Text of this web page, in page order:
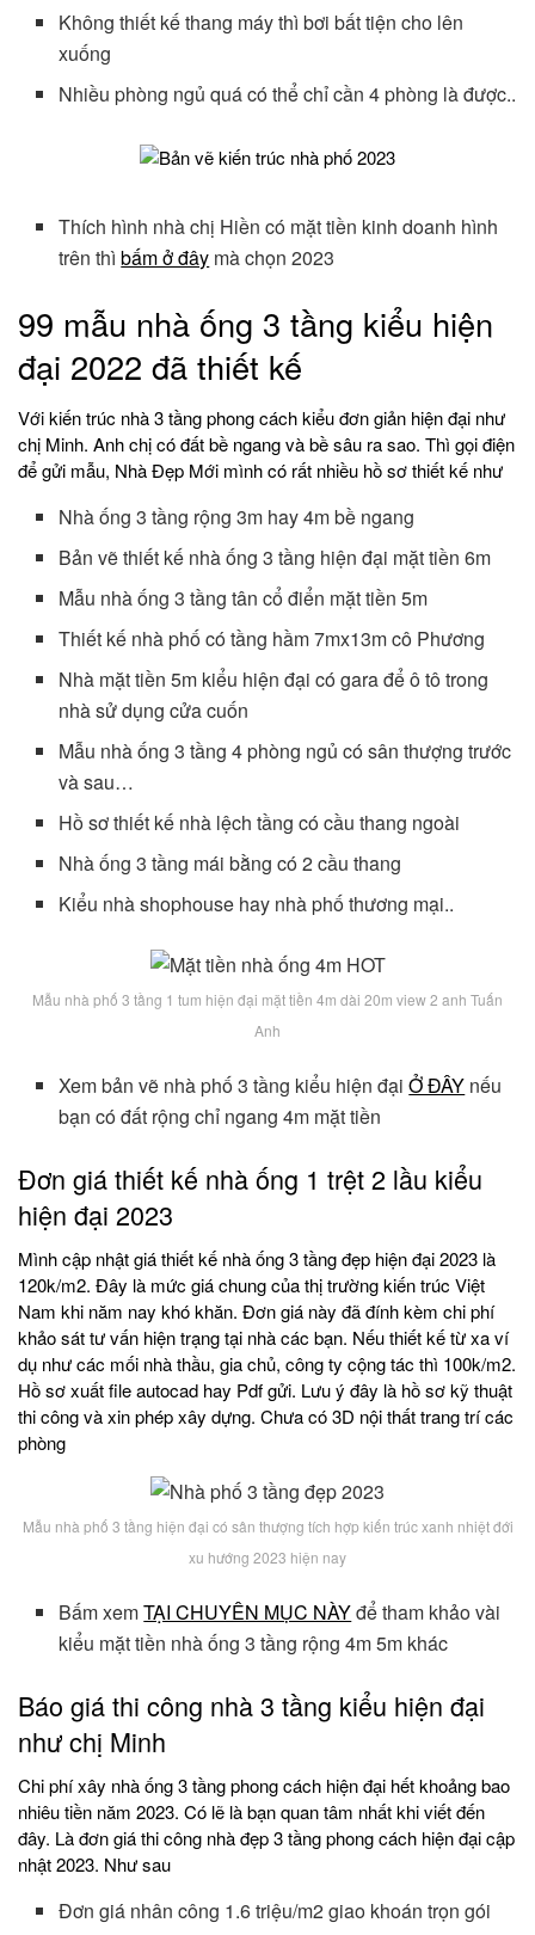
Không thiết kế thang máy thì bơi bất tiện cho lên
xuống
Nhiều phòng ngủ quá có thể chỉ cần 4 phòng là được..
Thích hình nhà chị Hiền có mặt tiền kinh doanh hình
trên thìbấm ở đây mà chọn 2023
99 mẫu nhà ống 3 tầng kiểu hiện
đại 2022 đã thiết kế
Với kiến trúc nhà 3 tầng phong cách kiểu đơn giản hiện đại như
chị Minh. Anh chị có đất bề ngang và bề sâu ra sao. Thì gọi điện
để gửi mẫu, Nhà Đẹp Mới mình có rất nhiều hồ sơ thiết kế như
Nhà ống 3 tầng rộng 3m hay 4m bề ngang
Bản vẽ thiết kế nhà ống 3 tầng hiện đại mặt tiền 6m
Mẫu nhà ống 3 tầng tân cổ điển mặt tiền 5m
Thiết kế nhà phố có tầng hầm 7mx13m cô Phương
Nhà mặt tiền 5m kiểu hiện đại có gara để ô tô trong
nhà sử dụng cửa cuốn
Mẫu nhà ống 3 tầng 4 phòng ngủ có sân thượng trước
và sau…
Hồ sơ thiết kế nhà lệch tầng có cầu thang ngoài
Nhà ống 3 tầng mái bằng có 2 cầu thang
Kiểu nhà shophouse hay nhà phố thương mại..
Mẫu nhà phố 3 tầng 1 tum hiện đại mặt tiền 4m dài 20m view 2 anh Tuấn
Anh
Xem bản vẽ nhà phố 3 tầng kiểu hiện đạiỞ ĐÂY nếu
bạn có đất rộng chỉ ngang 4m mặt tiền
Đơn giá thiết kế nhà ống 1 trệt 2 lầu kiểu
hiện đại 2023
Mình cập nhật giá thiết kế nhà ống 3 tầng đẹp hiện đại 2023 là
120k/m2. Đây là mức giá chung của thị trường kiến trúc Việt
Nam khi năm nay khó khăn. Đơn giá này đã đính kèm chi phí
khảo sát tư vấn hiện trạng tại nhà các bạn. Nếu thiết kế từ xa ví
dụ như các mối nhà thầu, gia chủ, công ty cộng tác thì 100k/m2.
Hồ sơ xuất file autocad hay Pdf gửi. Lưu ý đây là hồ sơ kỹ thuật
thi công và xin phép xây dựng. Chưa có 3D nội thất trang trí các
phòng
Mẫu nhà phố 3 tầng hiện đại có sân thượng tích hợp kiến trúc xanh nhiệt đới
xu hướng 2023 hiện nay
Bấm xemTẠI CHUYÊN MỤC NÀYđể tham khảo vài
kiểu mặt tiền nhà ống 3 tầng rộng 4m 5m khác
Báo giá thi công nhà 3 tầng kiểu hiện đại
như chị Minh
Chi phí xây nhà ống 3 tầng phong cách hiện đại hết khoảng bao
nhiêu tiền năm 2023. Có lẽ là bạn quan tâm nhất khi viết đến
đây. Là đơn giá thi công nhà đẹp 3 tầng phong cách hiện đại cập
nhật 2023. Như sau
Đơn giá nhân công 1.6 triệu/m2 giao khoán trọn gói